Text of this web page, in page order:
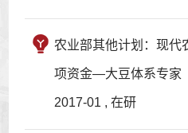
农业部其他计划：现代
项资金—大豆体系专家
2017-01 , 在研